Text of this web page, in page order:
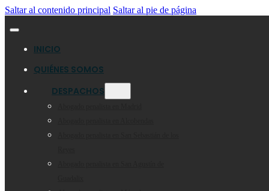
Saltar al contenido principal Saltar al pie de página
INICIO
QUIÉNES SOMOS
DESPACHOS